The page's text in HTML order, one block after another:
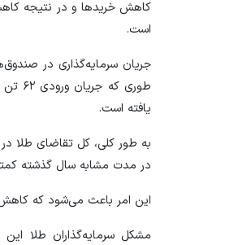
کاهش خریدها و در نتیجه
است.
یافته است.
در مدت مشابه سال گذشته
این امر باعث می‌شود که کاهش
مشکل سرمایه‌گذاران طلا